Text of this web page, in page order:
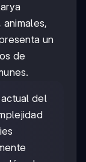
un
de
del